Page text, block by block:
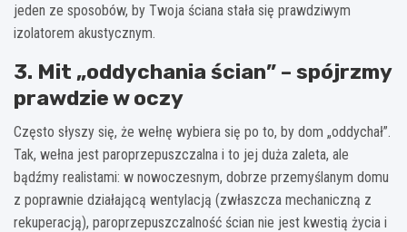
jeden ze sposobów, by Twoja ściana stała się prawdziwym
izolatorem akustycznym.
3. Mit „oddychania ścian” – spójrzmy
prawdzie w oczy
Często słyszy się, że wełnę wybiera się po to, by dom „oddychał”.
Tak, wełna jest paroprzepuszczalna i to jej duża zaleta, ale
bądźmy realistami: w nowoczesnym, dobrze przemyślanym domu
z poprawnie działającą wentylacją (zwłaszcza mechaniczną z
rekuperacją), paroprzepuszczalność ścian nie jest kwestią życia i